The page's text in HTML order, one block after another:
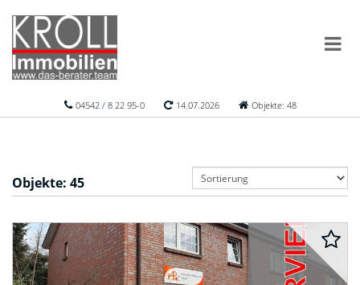
04542 / 8 22 95-0 14.07.2026 Objekte: 48
Objekte: 45